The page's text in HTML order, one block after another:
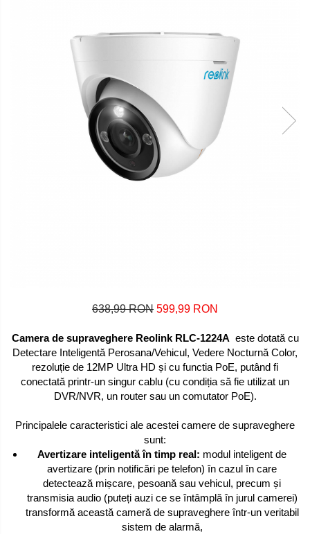
638,99 RON 599,99 RON
Camera de supraveghere Reolink RLC-1224A este dotată cu
Detectare Inteligentă Perosana/Vehicul, Vedere Nocturnă Color,
rezoluție de 12MP Ultra HD și cu functia PoE, putând fi
conectată printr-un singur cablu (cu condiția să fie utilizat un
DVR/NVR, un router sau un comutator PoE).
Principalele caracteristici ale acestei camere de supraveghere
sunt:
Avertizare inteligentă în timp real: modul inteligent de
avertizare (prin notificări pe telefon) în cazul în care
detectează mișcare, pesoană sau vehicul, precum și
transmisia audio (puteți auzi ce se întâmplă în jurul camerei)
transformă această cameră de supraveghere într-un veritabil
sistem de alarmă,